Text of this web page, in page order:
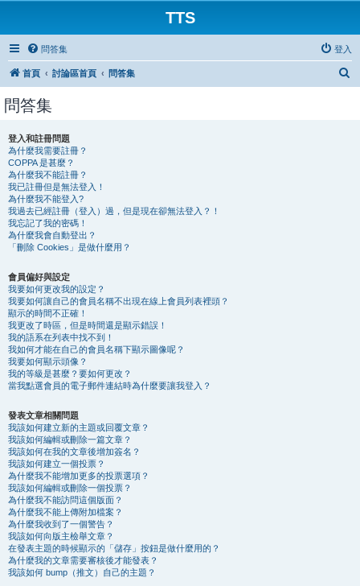
TTS
問答集 登入
首頁 討論區首頁 問答集
問答集
登入和註冊問題
為什麼我需要註冊？
COPPA 是甚麼？
為什麼我不能註冊？
我已註冊但是無法登入！
為什麼我不能登入?
我過去已經註冊（登入）過，但是現在卻無法登入？！
我忘記了我的密碼！
為什麼我會自動登出？
「刪除 Cookies」是做什麼用？
會員偏好與設定
我要如何更改我的設定？
我要如何讓自己的會員名稱不出現在線上會員列表裡頭？
顯示的時間不正確！
我更改了時區，但是時間還是顯示錯誤！
我的語系在列表中找不到！
我如何才能在自己的會員名稱下顯示圖像呢？
我要如何顯示頭像？
我的等級是甚麼？要如何更改？
當我點選會員的電子郵件連結時為什麼要讓我登入？
發表文章相關問題
我該如何建立新的主題或回覆文章？
我該如何編輯或刪除一篇文章？
我該如何在我的文章後增加簽名？
我該如何建立一個投票？
為什麼我不能增加更多的投票選項？
我該如何編輯或刪除一個投票？
為什麼我不能訪問這個版面？
為什麼我不能上傳附加檔案？
為什麼我收到了一個警告？
我該如何向版主檢舉文章？
在發表主題的時候顯示的「儲存」按鈕是做什麼用的？
為什麼我的文章需要審核後才能發表？
我該如何 bump（推文）自己的主題？